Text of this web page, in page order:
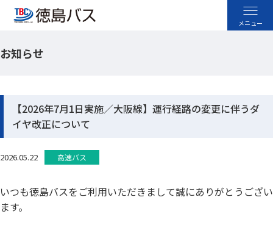
路線バス
貸切バス
採用情報
お知らせ
【2026年7月1日実施／大阪線】運行経路の変更に伴うダ
イヤ改正について
2026.05.22 高速バス
いつも徳島バスをご利用いただきまして誠にありがとうござい
ます。